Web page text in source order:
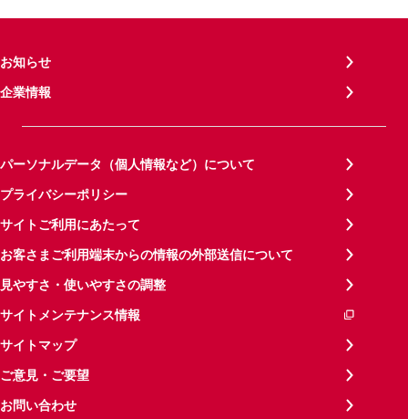
お知らせ
企業情報
パーソナルデータ（個人情報など）について
プライバシーポリシー
サイトご利用にあたって
お客さまご利用端末からの情報の外部送信について
見やすさ・使いやすさの調整
サイトメンテナンス情報
サイトマップ
ご意見・ご要望
お問い合わせ